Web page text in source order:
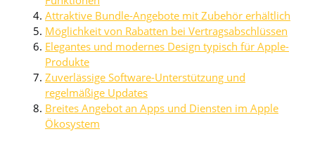
Attraktive Bundle-Angebote mit Zubehör erhältlich
Möglichkeit von Rabatten bei Vertragsabschlüssen
Elegantes und modernes Design typisch für Apple-
Produkte
Zuverlässige Software-Unterstützung und
regelmäßige Updates
Breites Angebot an Apps und Diensten im Apple
Ökosystem